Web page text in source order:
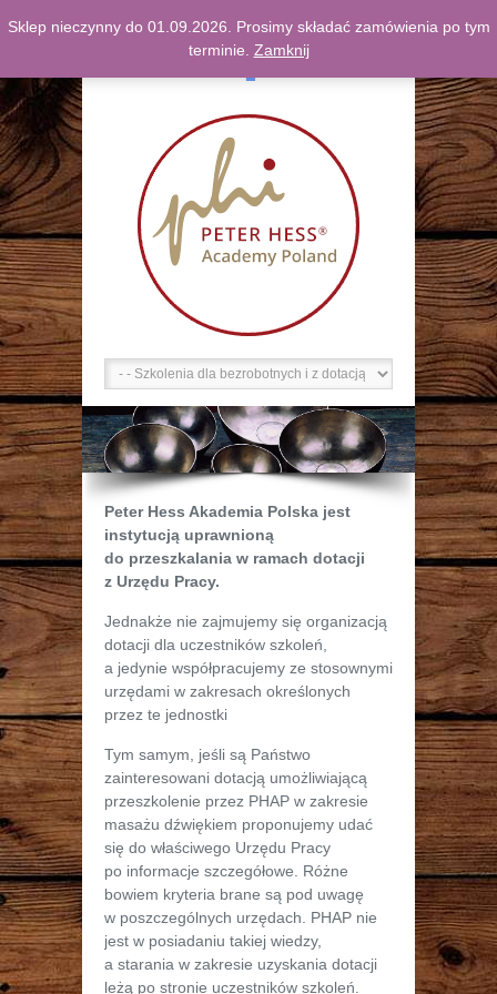
F
Peter Hess Akademia Polska jest
instytucją uprawnioną
do przeszkalania w ramach dotacji
z Urzędu Pracy.
Jednakże nie zajmujemy się organizacją
dotacji dla uczestników szkoleń,
a jedynie współpracujemy ze stosownymi
urzędami w zakresach określonych
przez te jednostki
Tym samym, jeśli są Państwo
zainteresowani dotacją umożliwiającą
przeszkolenie przez PHAP w zakresie
masażu dźwiękiem proponujemy udać
się do właściwego Urzędu Pracy
po informacje szczegółowe. Różne
bowiem kryteria brane są pod uwagę
w poszczególnych urzędach. PHAP nie
jest w posiadaniu takiej wiedzy,
a starania w zakresie uzyskania dotacji
leżą po stronie uczestników szkoleń.
Sklep nieczynny do 01.09.2026. Prosimy składać zamówienia po tym
terminie. Zamknij